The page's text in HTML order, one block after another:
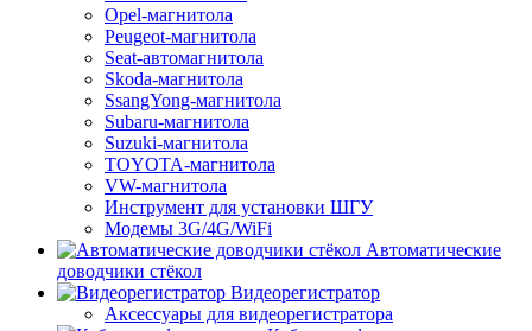
Opel-магнитола
Peugeot-магнитола
Seat-автомагнитола
Skoda-магнитола
SsangYong-магнитола
Subaru-магнитола
Suzuki-магнитола
TOYOTA-магнитола
VW-магнитола
Инструмент для установки ШГУ
Модемы 3G/4G/WiFi
Автоматические
доводчики стёкол
Видеорегистратор
Аксессуары для видеорегистратора